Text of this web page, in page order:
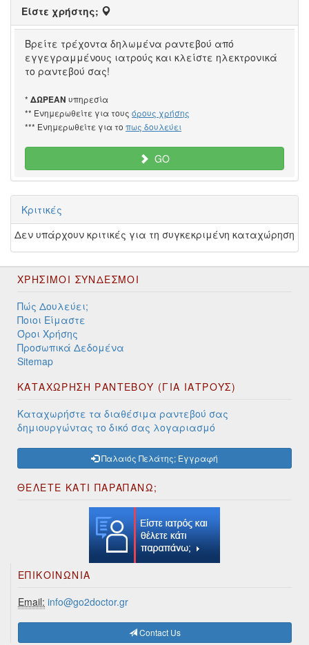
Είστε χρήστης;
Βρείτε τρέχοντα δηλωμένα ραντεβού από
εγγεγραμμένους ιατρούς και κλείστε ηλεκτρονικά
το ραντεβού σας!
* ΔΩΡΕΑΝ υπηρεσία
** Ενημερωθείτε για τους όρους χρήσης
*** Ενημερωθείτε για το πως δουλεύει
GO
Κριτικές
Δεν υπάρχουν κριτικές για τη συγκεκριμένη καταχώρηση
ΧΡΉΣΙΜΟΙ ΣΎΝΔΕΣΜΟΙ
Πώς Δουλεύει;
Ποιοι Είμαστε
Όροι Χρήσης
Προσωπικά Δεδομένα
Sitemap
ΚΑΤΑΧΩΡΗΣΗ ΡΑΝΤΕΒΟΥ (ΓΙΑ ΙΑΤΡΟΥΣ)
Καταχωρήστε τα διαθέσιμα ραντεβού σας
δημιουργώντας το δικό σας λογαριασμό
Παλαιός Πελάτης; Εγγραφή
ΘΕΛΕΤΕ ΚΑΤΙ ΠΑΡΑΠΑΝΩ;
ΕΠΙΚΟΙΝΩΝΊΑ
Email: info@go2doctor.gr
Contact Us